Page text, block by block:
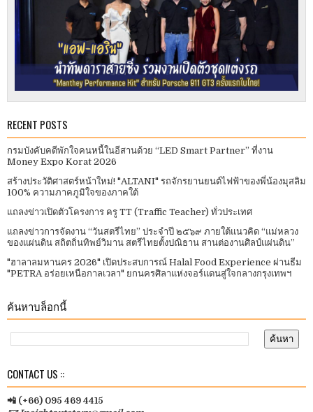
RECENT POSTS
กรมบังคับคดีพักใจคนหนี้ในอีสานด้วย “LED Smart Partner” ที่งาน
Money Expo Korat 2026
สร้างประวัติศาสตร์หน้าใหม่! "ALTANI" รถจักรยานยนต์ไฟฟ้าของพี่น้องมุสลิม
100% ความภาคภูมิใจของภาคใต้
แถลงข่าวเปิดตัวโครงการ ครู TT (Traffic Teacher) ทั่วประเทศ​
แถลงข่าวการจัดงาน “วันสตรีไทย” ประจําปี ๒๕๖๙ ภายใต้แนวคิด “แม่หลวง
ของแผ่นดิน สถิตถิ่นทิพย์วิมาน สตรีไทยตั้งปณิธาน สานต่องานศิลป์แผ่นดิน”
"ฮาลาลมหานคร 2026" เปิดประสบการณ์ Halal Food Experience ผ่านธีม
"PETRA อร่อยเหนือกาลเวลา" ยกนครศิลาแห่งจอร์แดนสู่ใจกลางกรุงเทพฯ
ค้นหาบล็อกนี้
CONTACT US ::
📲 (+66) 095 469 4415